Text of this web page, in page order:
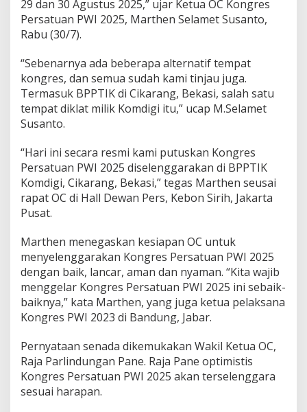
P
e
t
u
a
P
2
0
2
5
d
P
T
I
K
K
o
m
i
g
i
29 dan 30 Agustus 2025,” ujar Ketua OC Kongres
Persatuan PWI 2025, Marthen Selamet Susanto,
Rabu (30/7).
“Sebenarnya ada beberapa alternatif tempat
kongres, dan semua sudah kami tinjau juga.
Termasuk BPPTIK di Cikarang, Bekasi, salah satu
tempat diklat milik Komdigi itu,” ucap M.Selamet
Susanto.
“Hari ini secara resmi kami putuskan Kongres
Persatuan PWI 2025 diselenggarakan di BPPTIK
Komdigi, Cikarang, Bekasi,” tegas Marthen seusai
rapat OC di Hall Dewan Pers, Kebon Sirih, Jakarta
Pusat.
Marthen menegaskan kesiapan OC untuk
menyelenggarakan Kongres Persatuan PWI 2025
dengan baik, lancar, aman dan nyaman. “Kita wajib
menggelar Kongres Persatuan PWI 2025 ini sebaik-
baiknya,” kata Marthen, yang juga ketua pelaksana
Kongres PWI 2023 di Bandung, Jabar.
Pernyataan senada dikemukakan Wakil Ketua OC,
Raja Parlindungan Pane. Raja Pane optimistis
Kongres Persatuan PWI 2025 akan terselenggara
sesuai harapan.